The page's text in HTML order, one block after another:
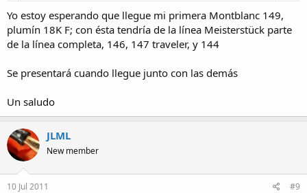
Yo estoy esperando que llegue mi primera Montblanc 149,
plumín 18K F; con ésta tendría de la línea Meisterstück parte
de la línea completa, 146, 147 traveler, y 144
Se presentará cuando llegue junto con las demás
Un saludo
JLML
New member
10 Jul 2011 #9